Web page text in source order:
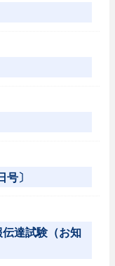
号〕
伝達試験（お知